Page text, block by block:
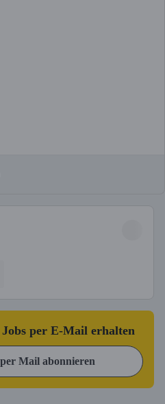
Jobs per E-Mail erhalten
Mail abonnieren